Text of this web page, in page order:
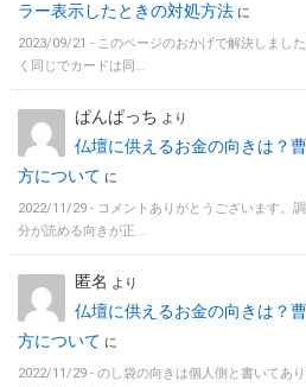
ラー表示したときの対処方法 に
2023/09/21 - このページのおかげで解決しまし
く同じでカードは同...
ぱんぱっち より
仏壇に供えるお金の向きは？
方について に
2022/11/29 - コメントありがとうございます。
分が読める向きが正...
匿名 より
仏壇に供えるお金の向きは？
方について に
2022/11/29 - のし袋の向きは個人側と書いてあ